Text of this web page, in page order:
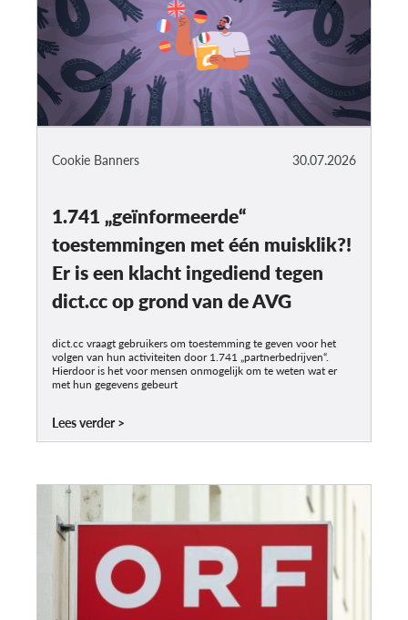
30.07.2026
Cookie Banners
1.741 „geïnformeerde“
toestemmingen met één muisklik?!
Er is een klacht ingediend tegen
dict.cc op grond van de AVG
dict.cc vraagt gebruikers om toestemming te geven voor het
volgen van hun activiteiten door 1.741 „partnerbedrijven“.
Hierdoor is het voor mensen onmogelijk om te weten wat er
met hun gegevens gebeurt
Lees verder